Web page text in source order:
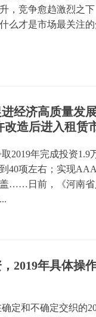
，竞争愈趋激烈之
么才是市场最关注
经济高质量发
改造后进入租赁
2019年完成投资1.9
40项左右；实现
……日前，《河南
2019年具体操
定和不确定交织的